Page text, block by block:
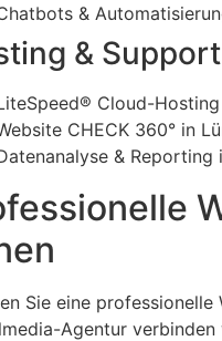
&
& Support
Cloud-
CHECK 360° in
& Reporting
Sie eine
Agentur